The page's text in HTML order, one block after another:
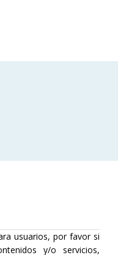
usuarios, por favor si
y/o servicios,